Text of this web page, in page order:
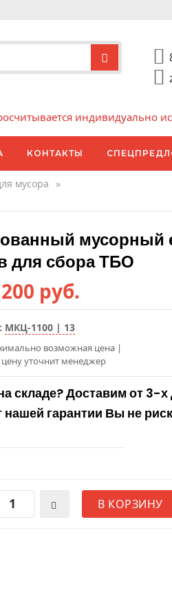
индивидуально
КОНТАКТЫ
мусора
»
мусорный
для сбора ТБО
руб.
МКЦ-1100 | 13
возможная цена |
уточнит менеджер
складе? Доставим от 3-х
нашей гарантии Вы не
В КОРЗИНУ